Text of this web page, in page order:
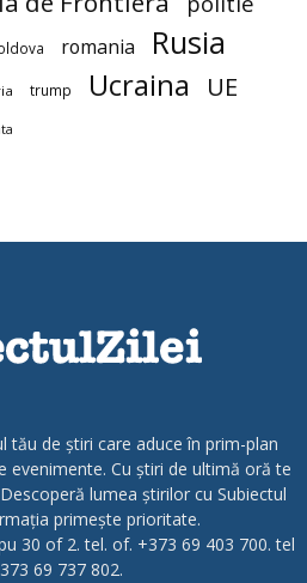
romania Rusia
trump Ucraina UE
tău de știri care aduce în prim-plan
evenimente. Cu știri de ultimă oră te
lumea știrilor cu Subiectul
primește prioritate.
30 of 2. tel. of. +373 69 403 700. tel
69 737 802.